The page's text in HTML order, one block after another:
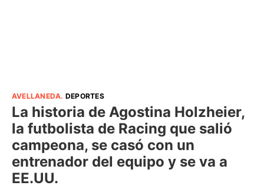
AVELLANEDA. DEPORTES
La historia de Agostina Holzheier,
la futbolista de Racing que salió
campeona, se casó con un
entrenador del equipo y se va a
EE.UU.